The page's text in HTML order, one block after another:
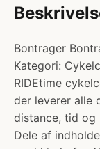
Bontrager
Kategori:
RIDEtime
der leverer alle
distance, tid og
Dele af